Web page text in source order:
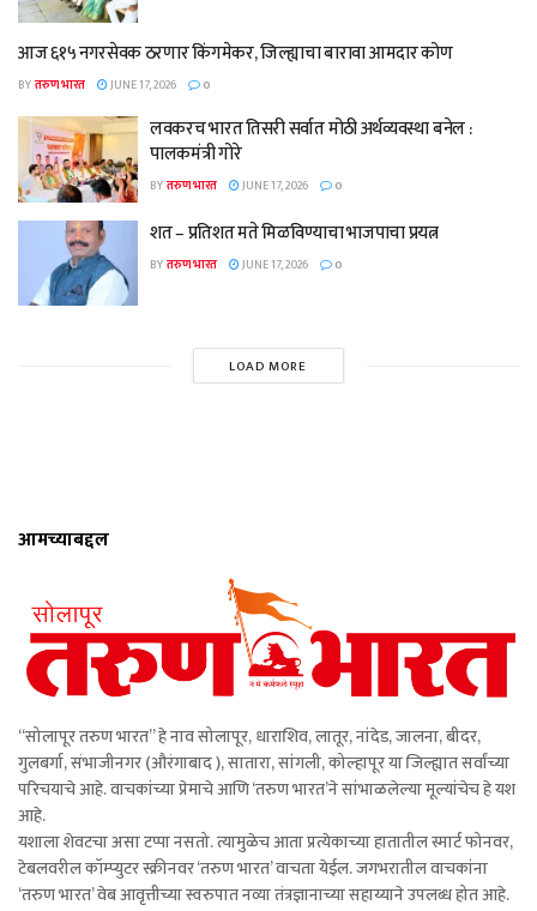
आज ६१५ नगरसेवक ठरणार किंगमेकर, जिल्ह्याचा बारावा आमदार कोण
BYतरुण भारत JUNE 17, 2026 0
लवकरच भारत तिसरी सर्वात मोठी अर्थव्यवस्था बनेल :
पालकमंत्री गोरे
BYतरुण भारत JUNE 17, 2026 0
शत – प्रतिशत मते मिळविण्याचा भाजपाचा प्रयत्न
BYतरुण भारत JUNE 17, 2026 0
LOAD MORE
आमच्याबद्दल
“सोलापूर तरुण भारत” हे नाव सोलापूर, धाराशिव, लातूर, नांदेड, जालना, बीदर,
गुलबर्गा, संभाजीनगर (औरंगाबाद ), सातारा, सांगली, कोल्हापूर या जिल्ह्यात सर्वांच्या
परिचयाचे आहे. वाचकांच्या प्रेमाचे आणि ‘तरुण भारत’ने सांभाळलेल्या मूल्यांचेच हे यश
आहे.
यशाला शेवटचा असा टप्पा नसतो. त्यामुळेच आता प्रत्येकाच्या हातातील स्मार्ट फोनवर,
टेबलवरील कॉम्प्युटर स्क्रीनवर ‘तरुण भारत’ वाचता येईल. जगभरातील वाचकांना
‘तरुण भारत’ वेब आवृत्तीच्या स्वरुपात नव्या तंत्रज्ञानाच्या सहाय्याने उपलब्ध होत आहे.